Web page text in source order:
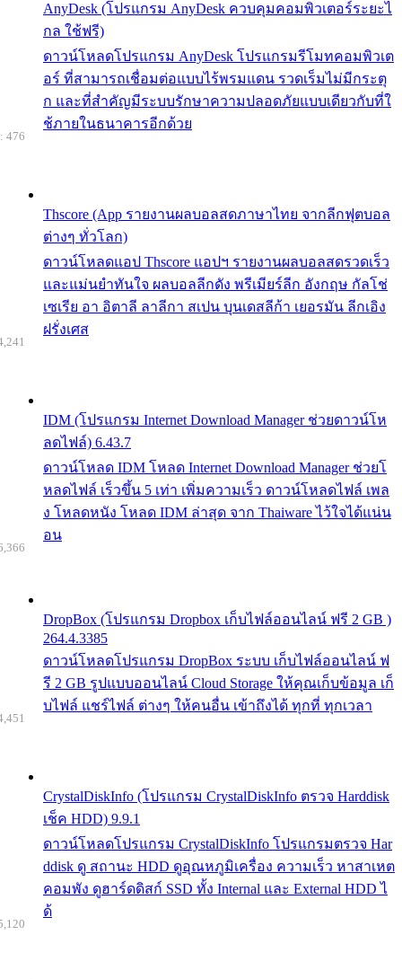
AnyDesk (โปรแกรม AnyDesk ควบคุมคอมพิวเตอร์ระยะไ
กล ใช้ฟรี)
ดาวน์โหลดโปรแกรม AnyDesk โปรแกรมรีโมทคอมพิวเต
อร์ ที่สามารถเชื่อมต่อแบบไร้พรมแดน รวดเร็มไม่มีกระตุ
ก และที่สำคัญมีระบบรักษาความปลอดภัยแบบเดียวกับที่ใ
ช้ภายในธนาคารอีกด้วย
Thscore (App รายงานผลบอลสดภาษาไทย จากลีกฟุตบอล
ต่างๆ ทั่วโลก)
ดาวน์โหลดแอป Thscore แอปฯ รายงานผลบอลสดรวดเร็ว
และแม่นยำทันใจ ผลบอลลีกดัง พรีเมียร์ลีก อังกฤษ กัลโช่
เซเรีย อา อิตาลี ลาลีกา สเปน บุนเดสลีก้า เยอรมัน ลีกเอิง
ฝรั่งเศส
476
IDM (โปรแกรม Internet Download Manager ช่วยดาวน์โห
ลดไฟล์) 6.43.7
ดาวน์โหลด IDM โหลด Internet Download Manager ช่วยโ
หลดไฟล์ เร็วขึ้น 5 เท่า เพิ่มความเร็ว ดาวน์โหลดไฟล์ เพล
ง โหลดหนัง โหลด IDM ล่าสุด จาก Thaiware ไว้ใจได้แน่น
อน
DropBox (โปรแกรม Dropbox เก็บไฟล์ออนไลน์ ฟรี 2 GB )
264.4.3385
ดาวน์โหลดโปรแกรม DropBox ระบบ เก็บไฟล์ออนไลน์ ฟ
รี 2 GB รูปแบบออนไลน์ Cloud Storage ให้คุณเก็บข้อมูล เก็
บไฟล์ แชร์ไฟล์ ต่างๆ ให้คนอื่น เข้าถึงได้ ทุกที่ ทุกเวลา
CrystalDiskInfo (โปรแกรม CrystalDiskInfo ตรวจ Harddisk
เช็ค HDD) 9.9.1
ดาวน์โหลดโปรแกรม CrystalDiskInfo โปรแกรมตรวจ Har
ddisk ดู สถานะ HDD ดูอุณหภูมิเครื่อง ความเร็ว หาสาเหต
คอมพัง ดูฮาร์ดดิสก์ SSD ทั้ง Internal และ External HDD ไ
ด้